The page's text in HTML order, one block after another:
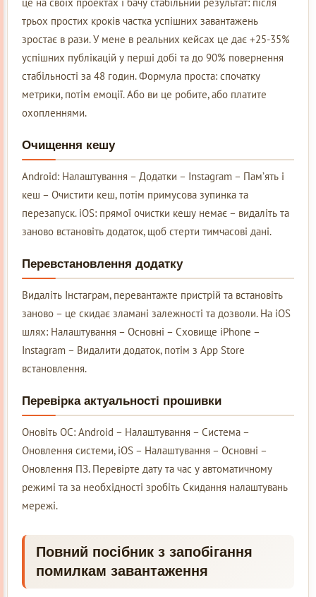
це на своїх проектах і бачу стабільний результат: після
трьох простих кроків частка успішних завантажень
зростає в рази. У мене в реальних кейсах це дає +25-35%
успішних публікацій у перші добі та до 90% повернення
стабільності за 48 годин. Формула проста: спочатку
метрики, потім емоції. Або ви це робите, або платите
охопленнями.
Очищення кешу
Android: Налаштування – Додатки – Instagram – Пам’ять і
кеш – Очистити кеш, потім примусова зупинка та
перезапуск. iOS: прямої очистки кешу немає – видаліть та
заново встановіть додаток, щоб стерти тимчасові дані.
Перевстановлення додатку
Видаліть Інстаграм, перевантажте пристрій та встановіть
заново – це скидає зламані залежності та дозволи. На iOS
шлях: Налаштування – Основні – Сховище iPhone –
Instagram – Видалити додаток, потім з App Store
встановлення.
Перевірка актуальності прошивки
Оновіть ОС: Android – Налаштування – Система –
Оновлення системи, iOS – Налаштування – Основні –
Оновлення ПЗ. Перевірте дату та час у автоматичному
режимі та за необхідності зробіть Скидання налаштувань
мережі.
Повний посібник з запобігання
помилкам завантаження